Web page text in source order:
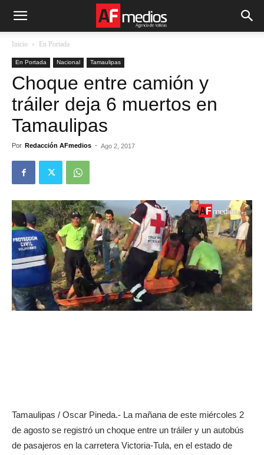
Inicio En Portada
En Portada Nacional Tamaulipas
Choque entre camión y
tráiler deja 6 muertos en
Tamaulipas
Por Redacción AFmedios - Ago 2, 2017
Tamaulipas / Oscar Pineda.- La mañana de este miércoles 2
de agosto se registró un choque entre un tráiler y un autobús
de pasajeros en la carretera Victoria-Tula, en el estado de